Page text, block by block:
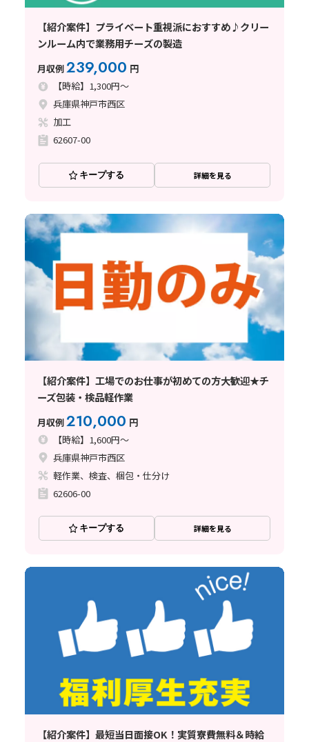
【紹介案件】プライベート重視派におすすめ♪クリー
ンルーム内で業務用チーズの製造
月収例239,000 円
【時給】1,300円～
兵庫県神戸市西区
加工
62607-00
キープする 詳細を見る
【紹介案件】工場でのお仕事が初めての方大歓迎★チ
ーズ包装・検品軽作業
月収例210,000 円
【時給】1,600円～
兵庫県神戸市西区
軽作業、検査、梱包・仕分け
62606-00
キープする 詳細を見る
【紹介案件】最短当日面接OK！実質寮費無料＆時給